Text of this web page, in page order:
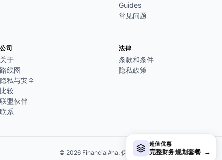
超值优惠
完整财务规划套餐 →
Guides
常见问题
公司
关于
路线图
隐私与安全
比较
联盟伙伴
联系
法律
条款和条件
隐私政策
© 2026 FinancialAha. 保留所有权利。